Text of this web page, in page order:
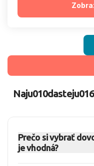
Prečo si vybrať
je vhodná?